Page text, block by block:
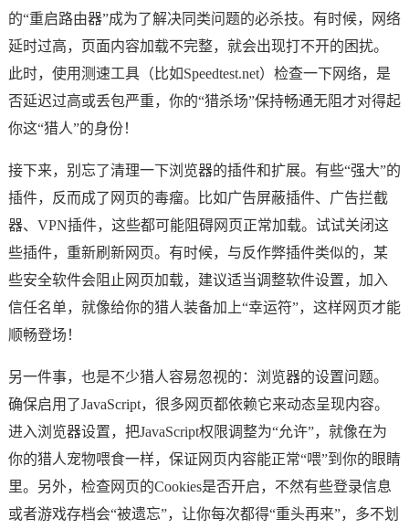
的“重启路由器”成为了解决同类问题的必杀技。有时候，网络
延时过高，页面内容加载不完整，就会出现打不开的困扰。
此时，使用测速工具（比如Speedtest.net）检查一下网络，是
否延迟过高或丢包严重，你的“猎杀场”保持畅通无阻才对得起
你这“猎人”的身份！
接下来，别忘了清理一下浏览器的插件和扩展。有些“强大”的
插件，反而成了网页的毒瘤。比如广告屏蔽插件、广告拦截
器、VPN插件，这些都可能阻碍网页正常加载。试试关闭这
些插件，重新刷新网页。有时候，与反作弊插件类似的，某
些安全软件会阻止网页加载，建议适当调整软件设置，加入
信任名单，就像给你的猎人装备加上“幸运符”，这样网页才能
顺畅登场！
另一件事，也是不少猎人容易忽视的：浏览器的设置问题。
确保启用了JavaScript，很多网页都依赖它来动态呈现内容。
进入浏览器设置，把JavaScript权限调整为“允许”，就像在为
你的猎人宠物喂食一样，保证网页内容能正常“喂”到你的眼睛
里。另外，检查网页的Cookies是否开启，不然有些登录信息
或者游戏存档会“被遗忘”，让你每次都得“重头再来”，多不划